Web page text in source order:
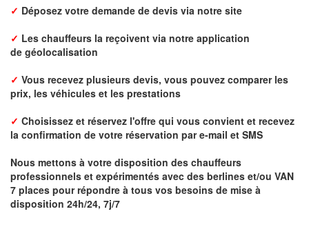
✓ Déposez votre demande de devis via notre site
✓ Les chauffeurs la reçoivent via notre application
de géolocalisation
✓ Vous recevez plusieurs devis, vous pouvez comparer les
prix, les véhicules et les prestations
✓ Choisissez et réservez l'offre qui vous convient et recevez
la confirmation de votre réservation pare-mail et SMS
Nous mettons à votre disposition des chauffeurs
professionnels et expérimentés avec des berlines et/ou VAN
7 places pour répondre à tous vos besoins de mise à
disposition 24h/24, 7j/7